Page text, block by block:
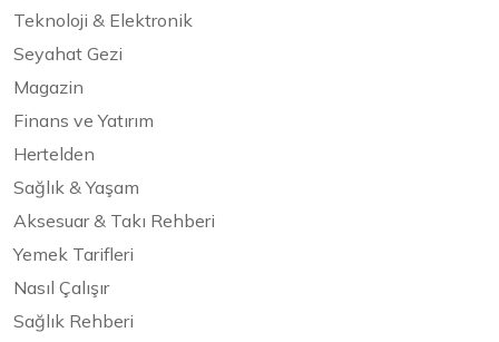
Teknoloji & Elektronik
Seyahat Gezi
Magazin
Finans ve Yatırım
Hertelden
Sağlık & Yaşam
Aksesuar & Takı Rehberi
Yemek Tarifleri
Nasıl Çalışır
Sağlık Rehberi